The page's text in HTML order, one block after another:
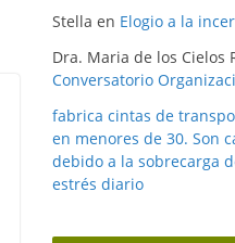
Stella en Elogio a la
Dra. Maria de los Cielos
Conversatorio
fabrica cintas de
en menores de 30. Son
debido a la sobrecarga
estrés diario